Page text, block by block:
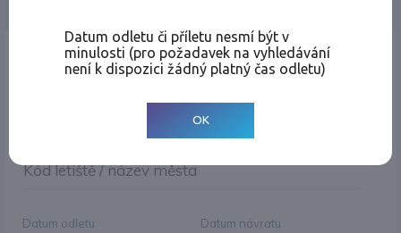
Místo odletu
Kód letiště / název města
Datum odletu Datum návratu
Datum odletu či příletu nesmí být v
minulosti (pro požadavek na vyhledávání
není k dispozici žádný platný čas odletu)
OK